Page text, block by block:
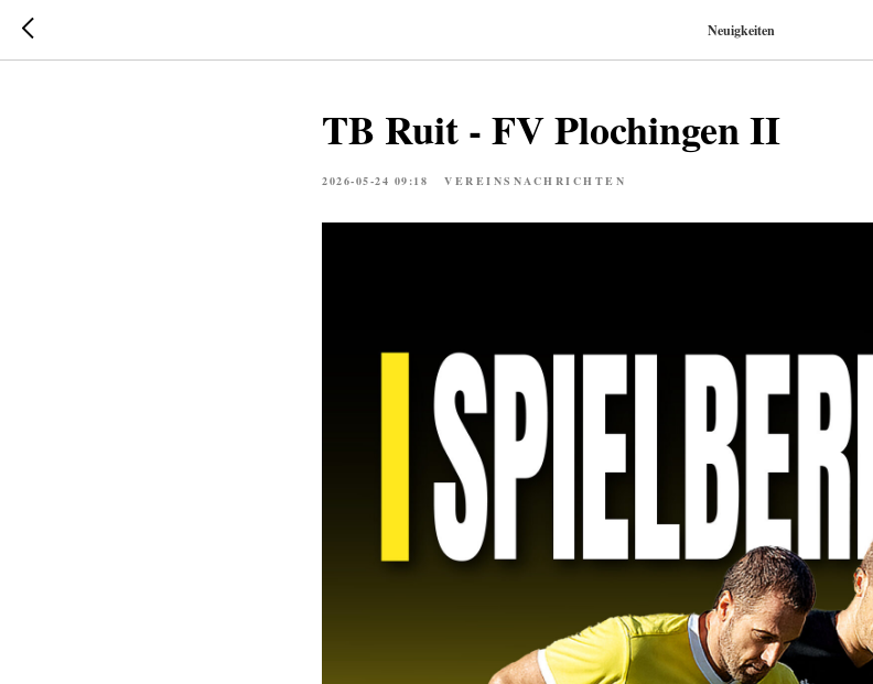
Neuigkeiten
TB Ruit - FV Plochingen II
2026-05-24 09:18 VEREINSNACHRICHTEN